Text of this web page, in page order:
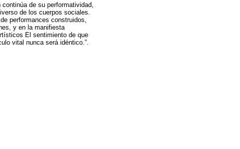
de su performatividad,
de los cuerpos sociales.
performances construidos,
y en la manifiesta
El sentimiento de que
vital nunca será idéntico.”.